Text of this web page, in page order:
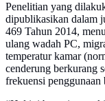
Penelitian yang
dipublikasikan dalam
469 Tahun 2014,
ulang wadah PC,
temperatur kamar
cenderung berkurang
frekuensi penggunaan